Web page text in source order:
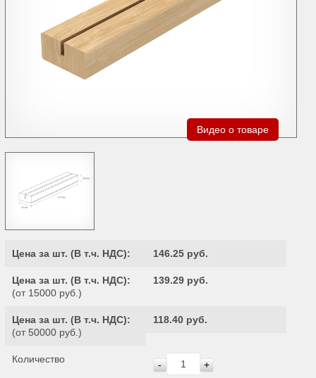
Видео о товаре
Цена за шт. (В т.ч. НДС): 146.25 руб.
Цена за шт. (В т.ч. НДС):
(от 15000 руб.)
139.29 руб.
Цена за шт. (В т.ч. НДС):
(от 50000 руб.)
118.40 руб.
Количество - +